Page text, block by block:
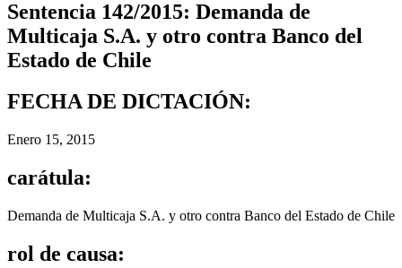
Sentencia 142/2015: Demanda de
Multicaja S.A. y otro contra Banco del
Estado de Chile
FECHA DE DICTACIÓN:
Enero 15, 2015
carátula:
Demanda de Multicaja S.A. y otro contra Banco del Estado de Chile
rol de causa: